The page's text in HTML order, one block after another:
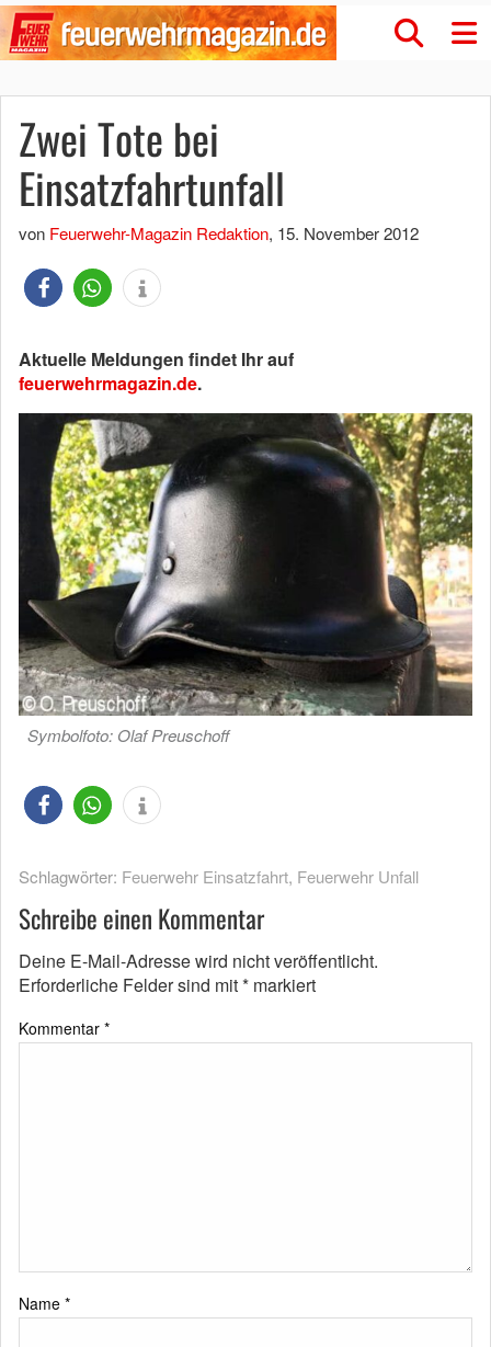
Zwei Tote bei
Einsatzfahrtunfall
von Feuerwehr-Magazin Redaktion, 15. November 2012
Aktuelle Meldungen findet Ihr auf
feuerwehrmagazin.de.
Symbolfoto: Olaf Preuschoff
Schlagwörter: Feuerwehr Einsatzfahrt, Feuerwehr Unfall
Schreibe einen Kommentar
Deine E-Mail-Adresse wird nicht veröffentlicht.
Erforderliche Felder sind mit* markiert
Kommentar *
Name *